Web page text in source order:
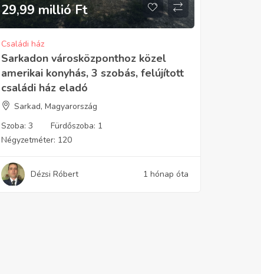
29,99 millió Ft
Családi ház
Sarkadon városközponthoz közel
amerikai konyhás, 3 szobás, felújított
családi ház eladó
Sarkad, Magyarország
Szoba: 3 Fürdőszoba: 1
Négyzetméter: 120
Dézsi Róbert 1 hónap óta